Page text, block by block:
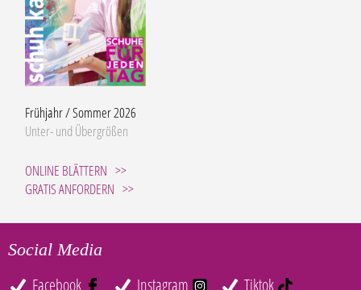
Frühjahr / Sommer 2026
Unter- und Übergrößen
ONLINE BLÄTTERN
GRATIS ANFORDERN
Social Media
Facebook Instagram Tiktok